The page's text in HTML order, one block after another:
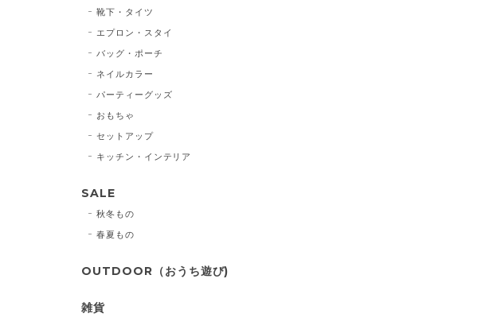
靴下・タイツ
エプロン・スタイ
バッグ・ポーチ
ネイルカラー
パーティーグッズ
おもちゃ
セットアップ
キッチン・インテリア
SALE
秋冬もの
春夏もの
OUTDOOR（おうち遊び)
雑貨